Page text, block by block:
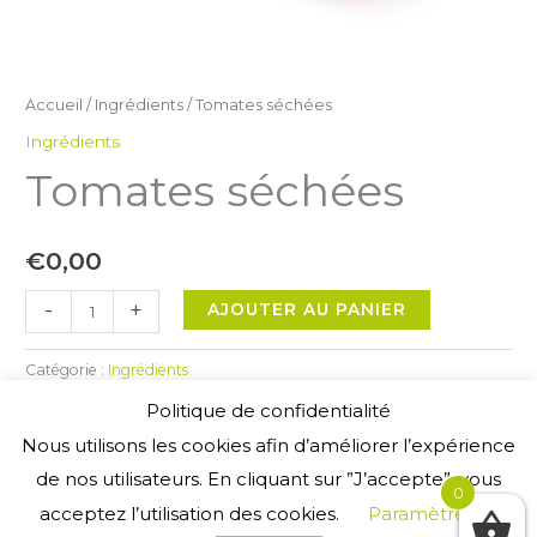
Accueil / Ingrédients / Tomates séchées
Ingrédients
Tomates séchées
€0,00
-
quantité
de
Tomates
+ AJOUTER AU PANIER
Catégorie : Ingrédients
Copyright © 2026La Fabrique|Allergènes|Mentions
Politique de confidentialité
Nous utilisons les cookies afin d’améliorer l’expérience
de nos utilisateurs. En cliquant sur ”J’accepte”, vous
acceptez l’utilisation des cookies.
Paramètres
0